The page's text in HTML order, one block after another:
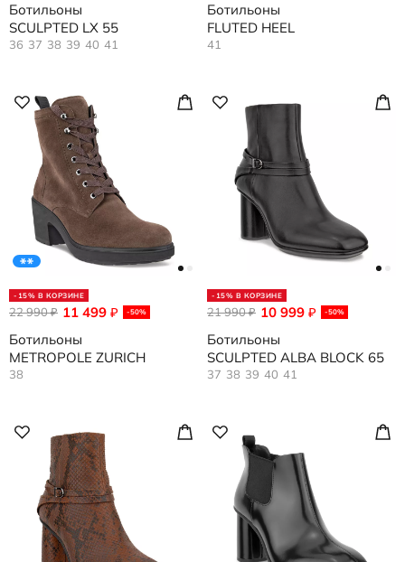
Ботильоны
SCULPTED LX 55
36 37 38 39 40 41
Ботильоны
FLUTED HEEL
41
-15% В КОРЗИНЕ
11 499 ₽ -50%
22 990₽
Ботильоны
METROPOLE ZURICH
38
-15% В КОРЗИНЕ
10 999 ₽ -50%
21 990₽
Ботильоны
SCULPTED ALBA BLOCK 65
37 38 39 40 41